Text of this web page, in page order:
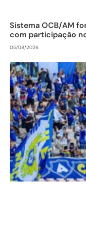
Sistema OCB/AM
com participação
05/08/2026